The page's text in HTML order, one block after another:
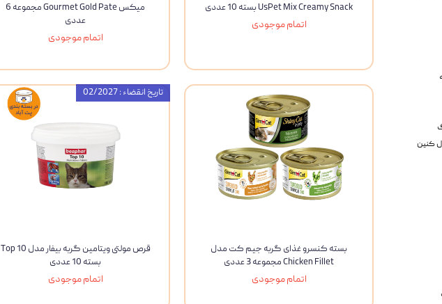
UsPet Mix Creamy Snack بسته 10 عددی
اتمام موجودی
میکس Gourmet Gold Pate مجموعه 6
عددی
اتمام موجودی
بسته کنسرو غذای گربه جیم‌ کت مدل
Chicken Fillet مجموعه 3 عددی
اتمام موجودی
قرص مولتی ویتامین گربه بیفار مدل Top 10
بسته 10 عددی
اتمام موجودی
تاریخ انقضاء : 02/2027
کنین